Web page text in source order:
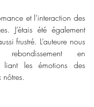
et l’interaction des
J’étais été également
frustré. L’auteure nous
en
liant les émotions des